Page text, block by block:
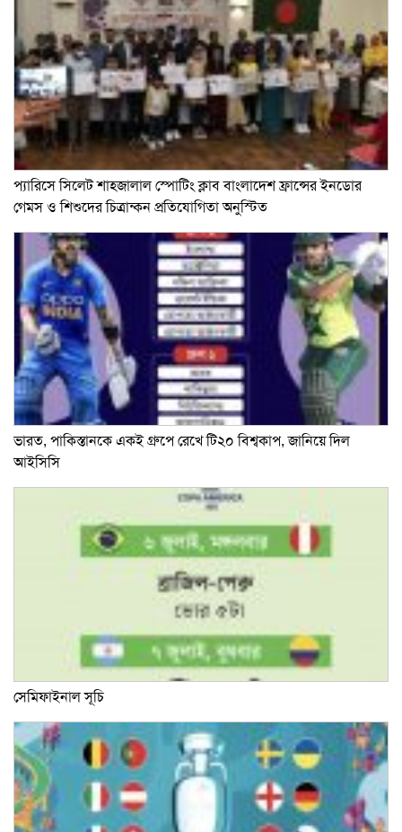
প্যারিসে সিলেট শাহজালাল স্পোটিং ক্লাব বাংলাদেশ ফ্রান্সের ইনডোর
গেমস ও শিশুদের চিত্রান্কন প্রতিযোগিতা অনুস্টিত
ভারত, পাকিস্তানকে একই গ্রুপে রেখে টি২০ বিশ্বকাপ, জানিয়ে দিল
আইসিসি
সেমিফাইনাল সূচি